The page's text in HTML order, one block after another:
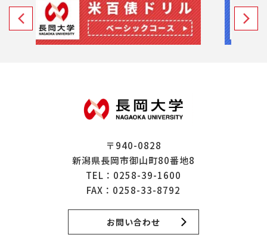
〒940-0828
新潟県長岡市御山町80番地8
TEL： 0258-39-1600
FAX：0258-33-8792
お問い合わせ